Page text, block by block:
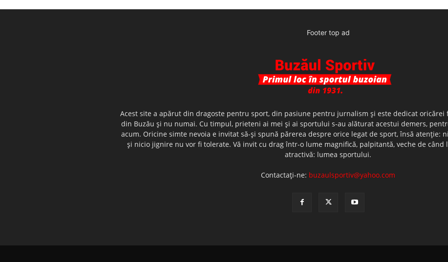
Footer top ad
Acest site a apărut din dragoste pentru sport, din pasiune pentru jurnalism şi este dedicat oricărei
din Buzău şi nu numai. Cu timpul, prieteni ai mei şi ai sportului s-au alăturat acestui demers,
acum. Oricine simte nevoia e invitat să-şi spună părerea despre orice legat de sport, însă atenţie:
şi nicio jignire nu vor fi tolerate. Vă invit cu drag într-o lume magnifică, palpitantă, veche de când
atractivă: lumea sportului.
Contactați-ne: buzaulsportiv@yahoo.com